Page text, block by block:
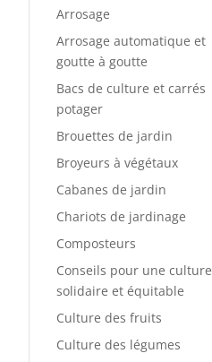
Arrosage
Arrosage automatique et
goutte à goutte
Bacs de culture et carrés
potager
Brouettes de jardin
Broyeurs à végétaux
Cabanes de jardin
Chariots de jardinage
Composteurs
Conseils pour une culture
solidaire et équitable
Culture des fruits
Culture des légumes